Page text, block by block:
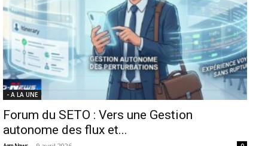
- A LA UNE
Forum du SETO : Vers une Gestion
autonome des flux et...